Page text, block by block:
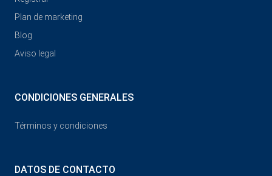
Plan de marketing
Blog
Aviso legal
CONDICIONES GENERALES
Términos y condiciones
DATOS DE CONTACTO